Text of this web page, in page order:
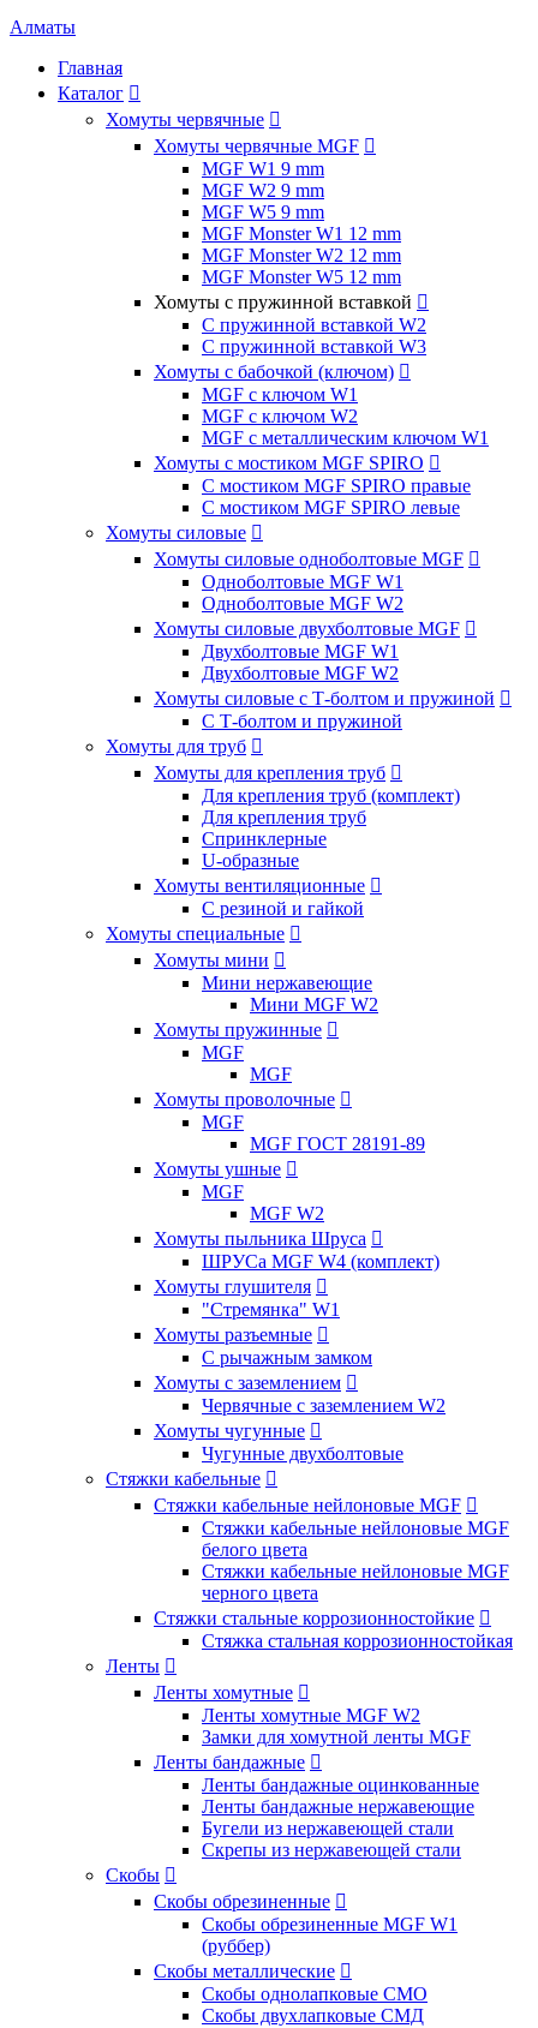
Алматы
Главная
Каталог 
Хомуты червячные 
Хомуты червячные MGF 
MGF W1 9 mm
MGF W2 9 mm
MGF W5 9 mm
MGF Monster W1 12 mm
MGF Monster W2 12 mm
MGF Monster W5 12 mm
Хомуты с пружинной вставкой 
С пружинной вставкой W2
С пружинной вставкой W3
Хомуты с бабочкой (ключом) 
MGF с ключом W1
MGF с ключом W2
MGF с металлическим ключом W1
Хомуты с мостиком MGF SPIRO 
С мостиком MGF SPIRO правые
С мостиком MGF SPIRO левые
Хомуты силовые 
Хомуты силовые одноболтовые MGF 
Одноболтовые MGF W1
Одноболтовые MGF W2
Хомуты силовые двухболтовые MGF 
Двухболтовые MGF W1
Двухболтовые MGF W2
Хомуты силовые с Т-болтом и пружиной 
С Т-болтом и пружиной
Хомуты для труб 
Хомуты для крепления труб 
Для крепления труб (комплект)
Для крепления труб
Спринклерные
U-образные
Хомуты вентиляционные 
С резиной и гайкой
Хомуты специальные 
Хомуты мини 
Мини нержавеющие
Мини MGF W2
Хомуты пружинные 
MGF
MGF
Хомуты проволочные 
MGF
MGF ГОСТ 28191-89
Хомуты ушные 
MGF
MGF W2
Хомуты пыльника Шруса 
ШРУСа MGF W4 (комплект)
Хомуты глушителя 
"Стремянка" W1
Хомуты разъемные 
С рычажным замком
Хомуты с заземлением 
Червячные с заземлением W2
Хомуты чугунные 
Чугунные двухболтовые
Стяжки кабельные 
Стяжки кабельные нейлоновые MGF 
Стяжки кабельные нейлоновые MGF
белого цвета
Стяжки кабельные нейлоновые MGF
черного цвета
Стяжки стальные коррозионностойкие 
Стяжка стальная коррозионностойкая
Ленты 
Ленты хомутные 
Ленты хомутные MGF W2
Замки для хомутной ленты MGF
Ленты бандажные 
Ленты бандажные оцинкованные
Ленты бандажные нержавеющие
Бугели из нержавеющей стали
Скрепы из нержавеющей стали
Скобы 
Скобы обрезиненные 
Скобы обрезиненные MGF W1
(руббер)
Скобы металлические 
Скобы однолапковые СМО
Скобы двухлапковые СМД